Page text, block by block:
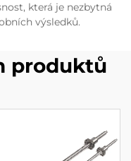
která je nezbytná
výsledků.
produktů